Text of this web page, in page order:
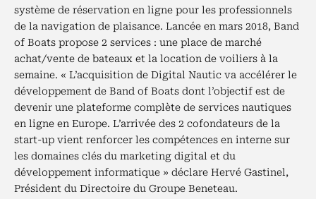
système de réservation en ligne pour les professionnels
de la navigation de plaisance. Lancée en mars 2018, Band
of Boats propose 2 services : une place de marché
achat/vente de bateaux et la location de voiliers à la
semaine. « L’acquisition de Digital Nautic va accélérer le
développement de Band of Boats dont l’objectif est de
devenir une plateforme complète de services nautiques
en ligne en Europe. L’arrivée des 2 cofondateurs de la
start-up vient renforcer les compétences en interne sur
les domaines clés du marketing digital et du
développement informatique » déclare Hervé Gastinel,
Président du Directoire du Groupe Beneteau.